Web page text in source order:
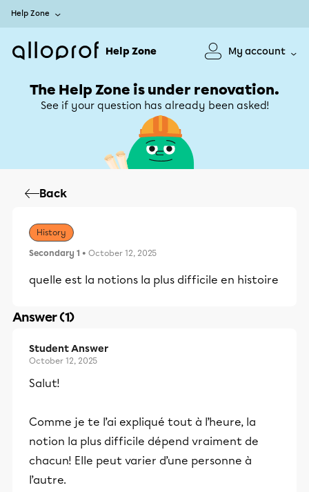
Help Zone
Help Zone My account
The Help Zone is under renovation.
See if your question has already been asked!
Back
History
Secondary 1 • October 12, 2025
quelle est la notions la plus difficile en histoire
Answer (1)
Student Answer
October 12, 2025
Salut!
Comme je te l’ai expliqué tout à l’heure, la
notion la plus difficile dépend vraiment de
chacun! Elle peut varier d’une personne à
l’autre.